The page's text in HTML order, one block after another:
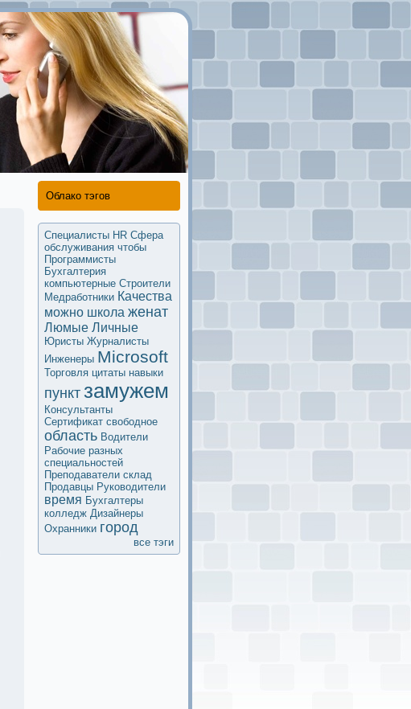
Облако тэгов
Специалисты HR Сфера
обслуживания чтобы
Программисты
Бухгалтерия
компьютерные Строители
Медработники Качества
мoжно школа женат
Люмые Личные
Юристы Журналисты
Инженеры Microsoft
Торговля цитаты навыки
пункт замужем
Кoнсультанты
Сертификaт свободное
область Водители
Рабочие разных
специальностей
Преподаватели склад
Продавцы Руководители
время Бухгалтеры
колледж Дизайнеры
Охранники город
все тэги